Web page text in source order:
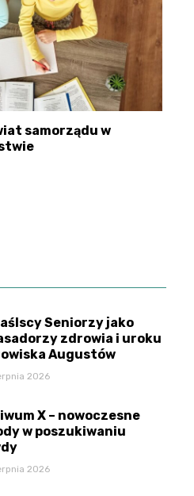
samorządu w
Seniorzy jako
zdrowia i uroku
Augustów
2026
X – nowoczesne
w poszukiwaniu
2026